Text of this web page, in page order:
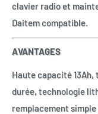
clavier radio et
Daitem compatible.
AVANTAGES
Haute capacité 13Ah,
durée, technologie
remplacement